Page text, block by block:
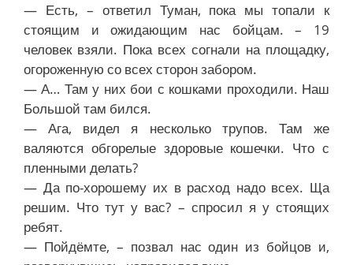
— Есть, – ответил Туман, пока мы топали к
стоящим и ожидающим нас бойцам. – 19
человек взяли. Пока всех согнали на площадку,
огороженную со всех сторон забором.
— А… Там у них бои с кошками проходили. Наш
Большой там бился.
— Ага, видел я несколько трупов. Там же
валяются обгорелые здоровые кошечки. Что с
пленными делать?
— Да по-хорошему их в расход надо всех. Ща
решим. Что тут у вас? – спросил я у стоящих
ребят.
— Пойдёмте, – позвал нас один из бойцов и,